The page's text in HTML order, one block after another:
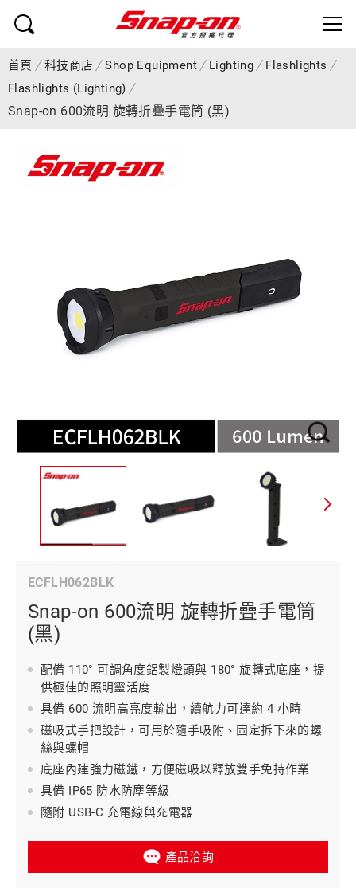
首頁 科技商店 Shop Equipment Lighting
Flashlights
Flashlights (Lighting)
Snap-on 600流明 旋轉折疊手電筒 (黑)
ECFLH062BLK
Snap-on 600流明 旋轉折疊手電筒
(黑)
配備 110° 可調角度鋁製燈頭與 180° 旋轉式底座，提
供極佳的照明靈活度
具備 600 流明高亮度輸出，續航力可達約 4 小時
磁吸式手把設計，可用於隨手吸附、固定拆下來的螺
絲與螺帽
底座內建強力磁鐵，方便磁吸以釋放雙手免持作業
具備 IP65 防水防塵等級
隨附 USB-C 充電線與充電器
產品洽詢